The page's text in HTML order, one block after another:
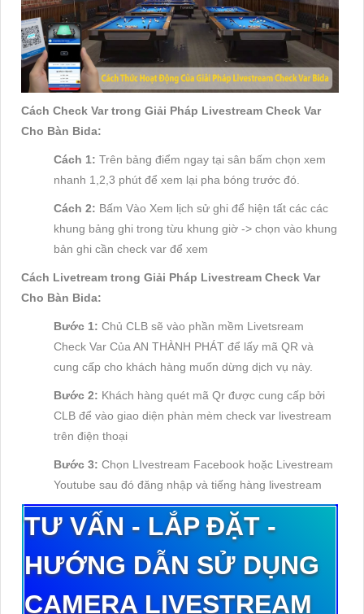
Cách Check Var trong Giải Pháp Livestream Check Var
Cho Bàn Bida:
Cách 1: Trên bảng điểm ngay tại sân bấm chọn xem
nhanh 1,2,3 phút để xem lại pha bóng trước đó.
Cách 2: Bấm Vào Xem lịch sử ghi để hiện tất các các
khung bảng ghi trong từu khung giờ -> chọn vào khung
bản ghi cần check var để xem
Cách Livetream trong Giải Pháp Livestream Check Var
Cho Bàn Bida:
Bước 1: Chủ CLB sẽ vào phần mềm Livetsream
Check Var Của AN THÀNH PHÁT để lấy mã QR và
cung cấp cho khách hàng muốn dừng dịch vụ này.
Bước 2: Khách hàng quét mã Qr được cung cấp bởi
CLB để vào giao diện phàn mèm check var livestream
trên điện thoại
Bước 3: Chọn LIvestream Facebook hoặc Livestream
Youtube sau đó đăng nhập và tiếng hàng livestream
TƯ VẤN - LẮP ĐẶT-
HƯỚNG DẪN SỬDỤNG
CAMERA LIVESTREAM